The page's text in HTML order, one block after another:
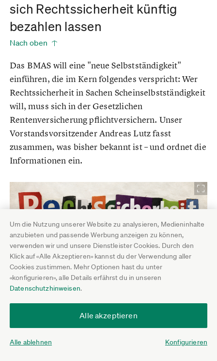
Um die Nutzung unserer Website zu analysieren, Medieninhalte
anzubieten und passende Werbung anzeigen zu können,
verwenden wir und unsere Dienstleister Cookies. Durch den
Klick auf «Alle Akzeptieren» kannst du der Verwendung aller
Cookies zustimmen. Mehr Optionen hast du unter
«konfigurieren», alle Details erfährst du in unseren
Datenschutzhinweisen.
Alle akzeptieren
Alle ablehnen Konfigurieren
sich Rechtssicherheit künftig
bezahlen lassen
Nach oben
Das BMAS will eine "neue Selbstständigkeit"
einführen, die im Kern folgendes verspricht: Wer
Rechtssicherheit in Sachen Scheinselbstständigkeit
will, muss sich in der Gesetzlichen
Rentenversicherung pflichtversichern. Unser
Vorstandsvorsitzender Andreas Lutz fasst
zusammen, was bisher bekannt ist – und ordnet die
Informationen ein.
Bis zu 1.571,80 Euro beträgt der monatliche